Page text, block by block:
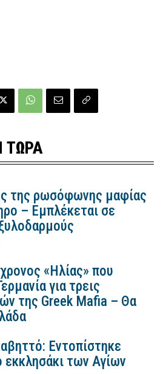
ΤΩΡΑ
της ρωσόφωνης μαφίας
– Εμπλέκεται σε
«Ηλίας» που
για τρεις
της Greek Mafia – Θα
Εντοπίστηκε
των Αγίων